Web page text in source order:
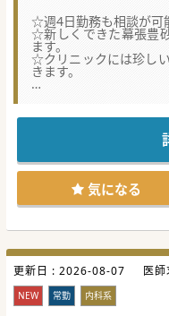
☆週4日勤務も相談が可
☆新しくできた幕張豊
ます。
☆クリニックには珍し
きます。
榜の総合クリニックで
10科目以上の専門科を
都内近郊で複数クリ
で、安定した基盤のも
時短勤務も相談可能、
おります！
#春入職可 #年度内入
気になる
更新日 : 2026-08-07 医
NEW 常勤 内科系